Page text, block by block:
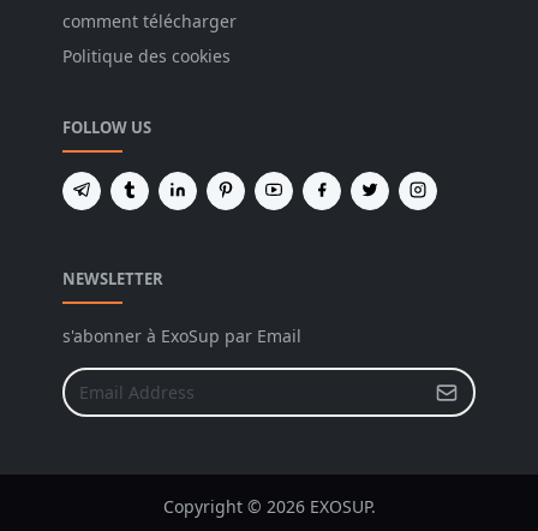
comment télécharger
Politique des cookies
FOLLOW US
NEWSLETTER
s'abonner à ExoSup par Email
Copyright © 2026 EXOSUP.